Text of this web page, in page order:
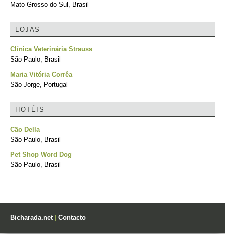
Mato Grosso do Sul, Brasil
LOJAS
Clínica Veterinária Strauss
São Paulo, Brasil
Maria Vitória Corrêa
São Jorge, Portugal
HOTÉIS
Cão Della
São Paulo, Brasil
Pet Shop Word Dog
São Paulo, Brasil
Bicharada.net| Contacto